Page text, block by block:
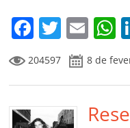
F
a
c
e
b
T
w
itt
er
E
m
ai
l s
A
204597 8 de